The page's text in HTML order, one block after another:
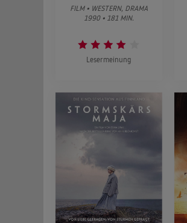
FILM • WESTERN, DRAMA
1990 • 181 MIN.
Lesermeinung